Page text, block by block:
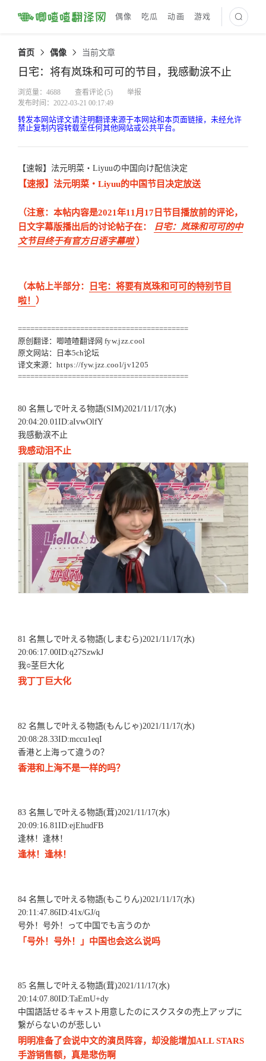
偶像 吃瓜 动画 游戏 最新译文
首页 偶像 当前文章
日宅：将有岚珠和可可的节目，我感動涙不止
浏览量：4688 查看评论(5)
举报
发布时间：2022-03-21 00:17:49
转发本网站译文请注明翻译来源于本网站和本页面链接，未经允许
禁止复制内容转载至任何其他网站或公共平台。
【速報】法元明菜・Liyuuの中国向け配信決定
【速报】法元明菜・Liyuu的中国节目决定放送
（注意：本帖内容是2021年11月17日节目播放前的评论，
日文字幕版播出后的讨论帖子在：
日宅：岚珠和可可的中
文节目终于有官方日语字幕啦）
（本帖上半部分：
日宅：将要有岚珠和可可的特别节目
啦！ ）
=========================================
原创翻译：唧喳喳翻译网 fyw.jzz.cool
原文网站：日本5ch论坛
译文来源： https://fyw.jzz.cool/jv1205
=========================================
80 名無しで叶える物語(SIM)2021/11/17(水)
20:04:20.01ID:aIvwOlfY
我感動涙不止
我感动泪不止
81 名無しで叶える物語(しまむら)2021/11/17(水)
20:06:17.00ID:q27SzwkJ
我○茎巨大化
我丁丁巨大化
82 名無しで叶える物語(もんじゃ)2021/11/17(水)
20:08:28.33ID:mccu1eqI
香港と上海って違うの？
香港和上海不是一样的吗？
83 名無しで叶える物語(茸)2021/11/17(水)
20:09:16.81ID:ejEhudFB
逢林！逢林！
逢林！逢林！
84 名無しで叶える物語(もこりん)2021/11/17(水)
20:11:47.86ID:41x/GJ/q
号外！号外！って中国でも言うのか
「号外！号外！」中国也会这么说吗
85 名無しで叶える物語(茸)2021/11/17(水)
20:14:07.80ID:TaEmU+dy
中国語話せるキャスト用意したのにスクスタの売上アップに
繋がらないのが悲しい
明明准备了会说中文的演员阵容，却没能增加ALL STARS
手游销售额，真是悲伤啊